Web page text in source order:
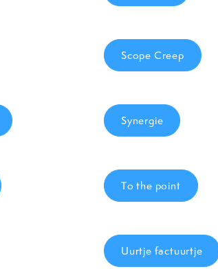
Scope Creep
Synergie
To the point
Uurtje factuurtje